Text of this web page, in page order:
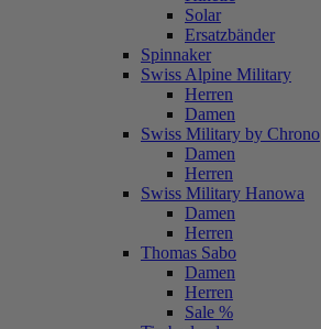
Solar
Ersatzbänder
Spinnaker
Swiss Alpine Military
Herren
Damen
Swiss Military by Chrono
Damen
Herren
Swiss Military Hanowa
Damen
Herren
Thomas Sabo
Damen
Herren
Sale %